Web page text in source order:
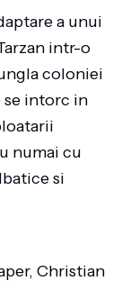
a unui
intr-o
coloniei
se intorc in
numai cu
si
Christian